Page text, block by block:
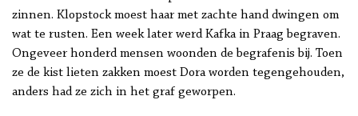
zinnen. Klopstock moest haar met zachte hand dwingen om
wat te rusten. Een week later werd Kafka in Praag begraven.
Ongeveer honderd mensen woonden de begrafenis bij. Toen
ze de kist lieten zakken moest Dora worden tegengehouden,
anders had ze zich in het graf geworpen.